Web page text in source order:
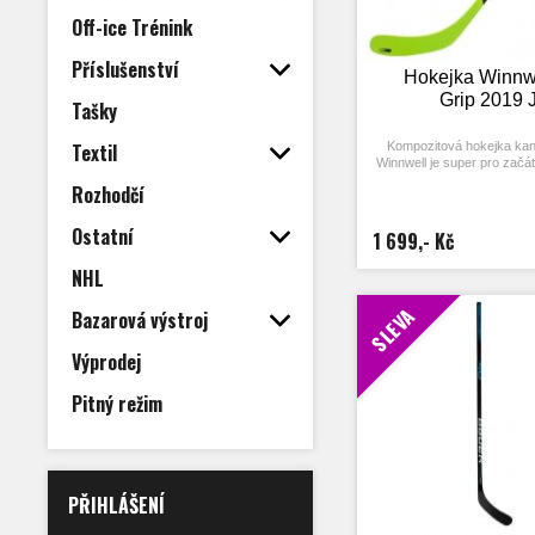
Off-ice Trénink
Příslušenství
Tašky
Textil
Rozhodčí
Ostatní
NHL
Bazarová výstroj
Výprodej
Pitný režim
PŘIHLÁŠENÍ
Hokejka
Grip 2019
Kompozitová hokejka
Winnwell je super pro
1 699,- Kč
SLEVA